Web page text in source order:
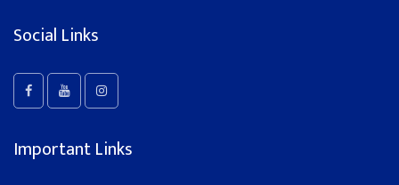
Social Links
Important Links